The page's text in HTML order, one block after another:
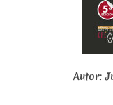
Autor: